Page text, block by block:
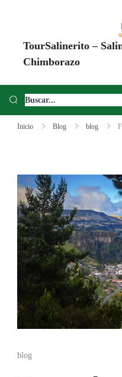
TourSalinerito –
Chimborazo
Chimborazo, Minas de Sal,
Inicio Blog blog
blog